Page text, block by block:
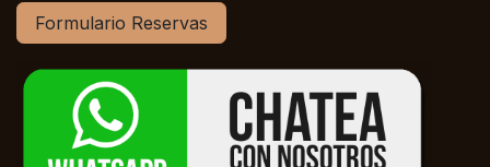
Formulario Reservas